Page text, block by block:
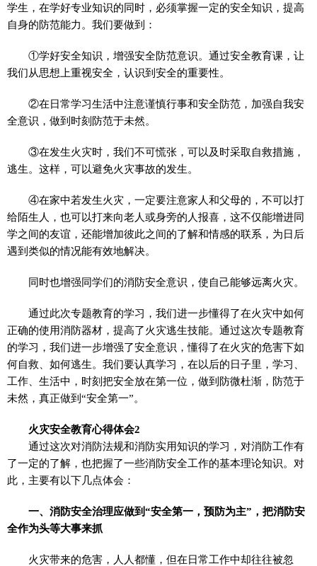
学生，在学好专业知识的同时，必须掌握一定的安全知识，提高
自身的防范能力。我们要做到：
①学好安全知识，增强安全防范意识。通过安全教育课，让
我们从思想上重视安全，认识到安全的重要性。
②在日常学习生活中注意谨慎行事和安全防范，加强自我安
全意识，做到时刻防范于未然。
③在发生火灾时，我们不可慌张，可以及时采取自救措施，
逃生。这样，可以避免火灾事故的发生。
④在家中若发生火灾，一定要注意家人和父母的，不可以打
给陌生人，也可以打来向老人或身旁的人报喜，这不仅能增进同
学之间的友谊，还能增加彼此之间的了解和情感的联系，为日后
遇到类似的情况能有效地解决。
同时也增强同学们的消防安全意识，使自己能够远离火灾。
通过此次专题教育的学习，我们进一步懂得了在火灾中如何
正确的使用消防器材，提高了火灾逃生技能。通过这次专题教育
的学习，我们进一步增强了安全意识，懂得了在火灾的危害下如
何自救、如何逃生。我们要认真学习，在以后的日子里，学习、
工作、生活中，时刻把安全放在第一位，做到防微杜渐，防范于
未然，真正做到“安全第一”。
火灾安全教育心得体会2
通过这次对消防法规和消防实用知识的学习，对消防工作有
了一定的了解，也把握了一些消防安全工作的基本理论知识。对
此，主要有以下几点体会：
一、消防安全治理应做到“安全第一，预防为主”，把消防安
全作为头等大事来抓
火灾带来的危害，人人都懂，但在日常工作中却往往被忽